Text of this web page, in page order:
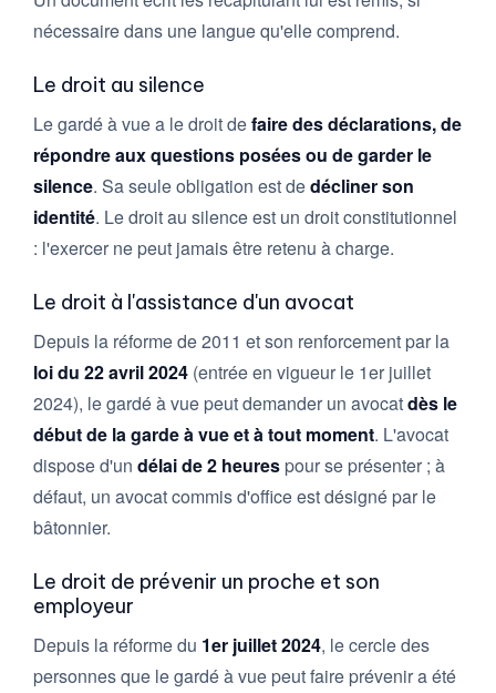
nécessaire dans une langue qu'elle comprend.
Le droit au silence
Le gardé à vue a le droit defaire des déclarations, de
répondre aux questions posées ou de garder le
silence. Sa seule obligation est dedécliner son
identité. Le droit au silence est un droit constitutionnel
: l'exercer ne peut jamais être retenu à charge.
Le droit à l'assistance d'un avocat
Depuis la réforme de 2011 et son renforcement par la
loi du 22 avril 2024 (entrée en vigueur le 1er juillet
2024), le gardé à vue peut demander un avocatdès le
début de la garde à vue et à tout moment. L'avocat
dispose d'un délai de 2 heures pour se présenter ; à
défaut, un avocat commis d'office est désigné par le
bâtonnier.
Le droit de prévenir un proche et son
employeur
Depuis la réforme du 1er juillet 2024, le cercle des
personnes que le gardé à vue peut faire prévenir a été